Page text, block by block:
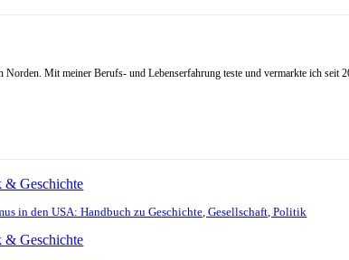
Mit meiner Berufs- und Lebenserfahrung teste und vermarkte ich seit
& Geschichte
in den USA: Handbuch zu Geschichte, Gesellschaft, Politik
& Geschichte